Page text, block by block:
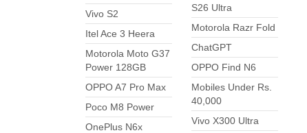
Vivo S2
Itel Ace 3 Heera
Motorola Moto G37
Power 128GB
OPPO A7 Pro Max
Poco M8 Power
OnePlus N6x
S26 Ultra
Motorola Razr Fold
ChatGPT
OPPO Find N6
Mobiles Under Rs.
40,000
Vivo X300 Ultra